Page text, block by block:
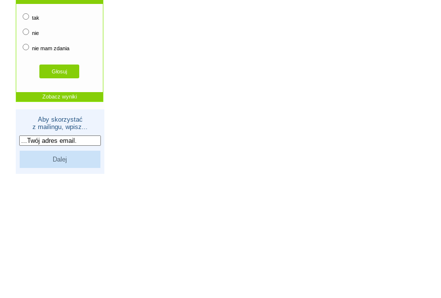
tak
nie
nie mam zdania
Zobacz wyniki
Aby skorzystać
z mailingu, wpisz...